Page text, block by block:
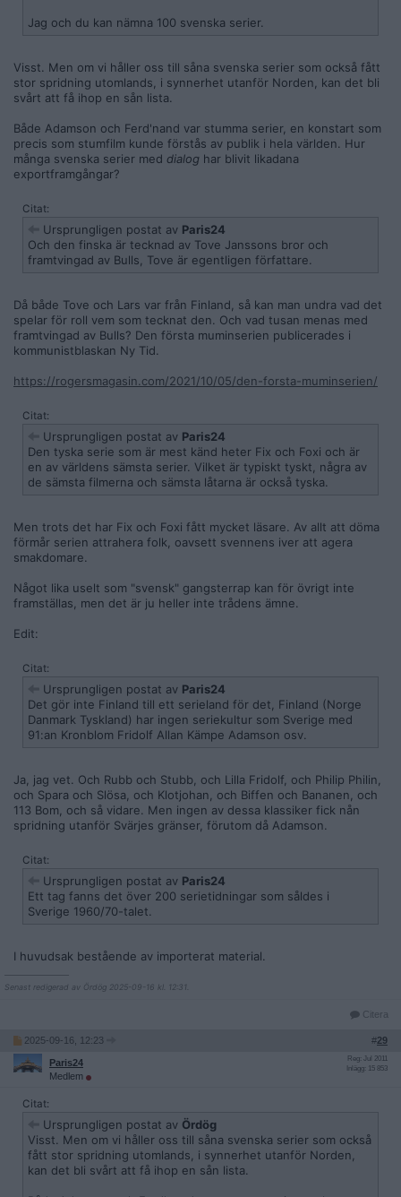
Jag och du kan nämna 100 svenska serier.
Visst. Men om vi håller oss till såna svenska serier som också fått
stor spridning utomlands, i synnerhet utanför Norden, kan det bli
svårt att få ihop en sån lista.
Både Adamson och Ferd'nand var stumma serier, en konstart som
precis som stumfilm kunde förstås av publik i hela världen. Hur
många svenska serier med dialog har blivit likadana
exportframgångar?
Citat:
Ursprungligen postat av Paris24
Och den finska är tecknad av Tove Janssons bror och
framtvingad av Bulls, Tove är egentligen författare.
Då både Tove och Lars var från Finland, så kan man undra vad det
spelar för roll vem som tecknat den. Och vad tusan menas med
framtvingad av Bulls? Den första muminserien publicerades i
kommunistblaskan Ny Tid.
https://rogersmagasin.com/2021/10/05/den-forsta-muminserien/
Citat:
Ursprungligen postat av Paris24
Den tyska serie som är mest känd heter Fix och Foxi och är
en av världens sämsta serier. Vilket är typiskt tyskt, några av
de sämsta filmerna och sämsta låtarna är också tyska.
Men trots det har Fix och Foxi fått mycket läsare. Av allt att döma
förmår serien attrahera folk, oavsett svennens iver att agera
smakdomare.
Något lika uselt som "svensk" gangsterrap kan för övrigt inte
framställas, men det är ju heller inte trådens ämne.
Edit:
Citat:
Ursprungligen postat av Paris24
Det gör inte Finland till ett serieland för det, Finland (Norge
Danmark Tyskland) har ingen seriekultur som Sverige med
91:an Kronblom Fridolf Allan Kämpe Adamson osv.
Ja, jag vet. Och Rubb och Stubb, och Lilla Fridolf, och Philip Philin,
och Spara och Slösa, och Klotjohan, och Biffen och Bananen, och
113 Bom, och så vidare. Men ingen av dessa klassiker fick nån
spridning utanför Svärjes gränser, förutom då Adamson.
Citat:
Ursprungligen postat av Paris24
Ett tag fanns det över 200 serietidningar som såldes i
Sverige 1960/70-talet.
I huvudsak bestående av importerat material.
Senast redigerad av Ördög 2025-09-16 kl. 12:31.
Citera
2025-09-16, 12:23 #29
Paris24
Medlem
Reg: Jul 2011
Inlägg: 15 853
Citat:
Ursprungligen postat av Ördög
Visst. Men om vi håller oss till såna svenska serier som också
fått stor spridning utomlands, i synnerhet utanför Norden,
kan det bli svårt att få ihop en sån lista.